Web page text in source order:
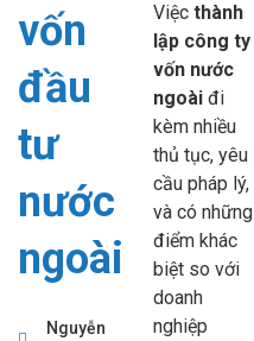
vốn
đầu
tư
nước
ngoài
Nguyễn
Việc thành
lập công ty
vốn nước
ngoài đi
kèm nhiều
thủ tục, yêu
cầu pháp lý,
và có những
điểm khác
biệt so với
doanh
nghiệp